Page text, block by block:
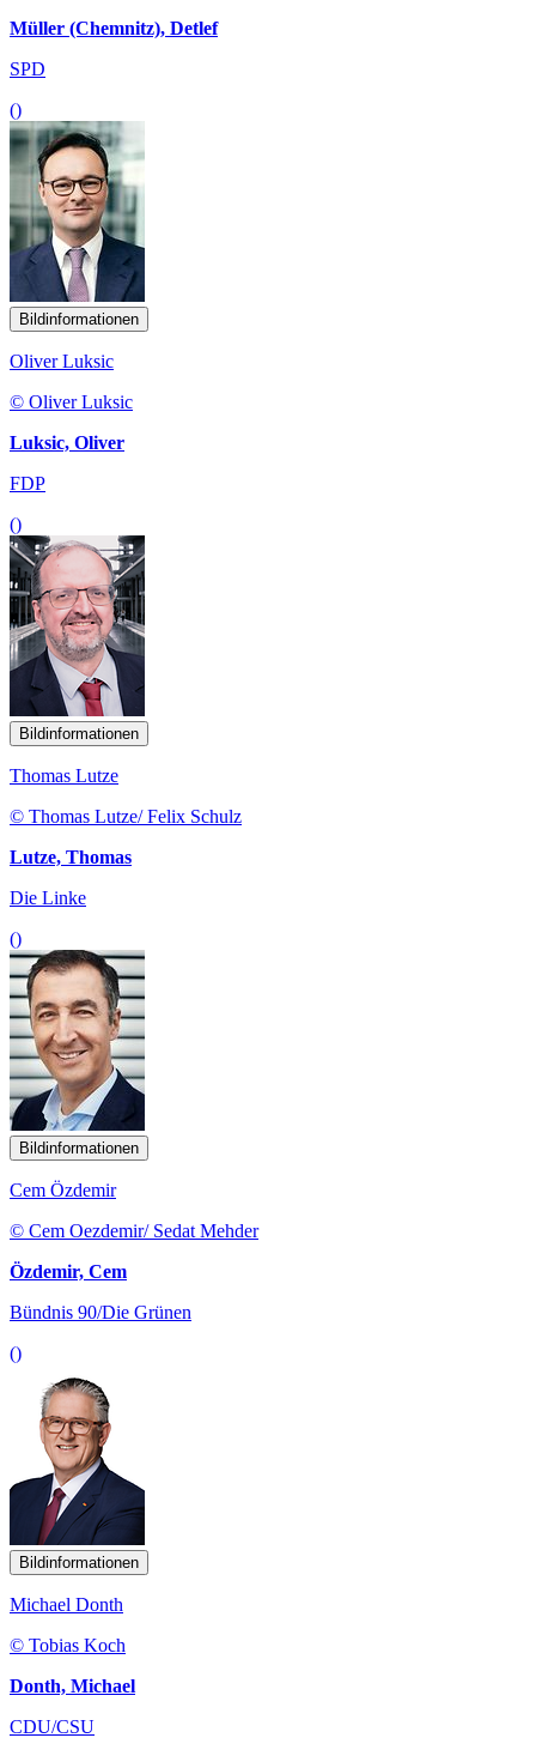
Müller (Chemnitz), Detlef
SPD
()
Bildinformationen
Oliver Luksic
© Oliver Luksic
Luksic, Oliver
FDP
()
Bildinformationen
Thomas Lutze
© Thomas Lutze/ Felix Schulz
Lutze, Thomas
Die Linke
()
Bildinformationen
Cem Özdemir
© Cem Oezdemir/ Sedat Mehder
Özdemir, Cem
Bündnis 90/Die Grünen
()
Bildinformationen
Michael Donth
© Tobias Koch
Donth, Michael
CDU/CSU